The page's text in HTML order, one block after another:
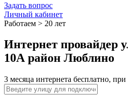
Задать вопрос
Личный кабинет
Работаем > 20 лет
Интернет провайдер
10А район Люблино
3 месяца интернета бесплатно, при